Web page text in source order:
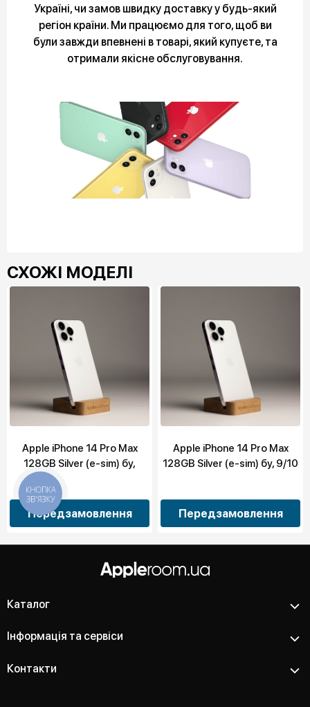
Україні, чи замов швидку доставку у будь-який
регіон країни. Ми працюємо для того, щоб ви
були завжди впевнені в товарі, який купуєте, та
отримали якісне обслуговування.
СХОЖІ МОДЕЛІ
Apple iPhone 14 Pro Max
128GB Silver (e-sim) бу,
Передзамовлення
Apple iPhone 14 Pro Max
128GB Silver (e-sim) бу, 9/10
Передзамовлення
Каталог
Інформація та сервіси
Контакти
КНОПКА
ЗВ'ЯЗКУ